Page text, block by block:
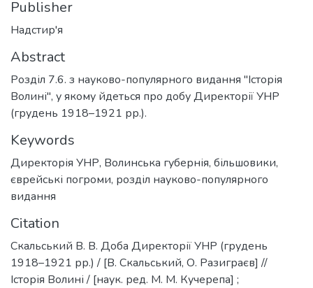
Publisher
Надстир'я
Abstract
Розділ 7.6. з науково-популярного видання "Історія
Волині", у якому йдеться про добу Директорії УНР
(грудень 1918–1921 рр.).
Keywords
Директорія УНР, Волинська губернія, більшовики,
єврейські погроми, розділ науково-популярного
видання
Citation
Скальський В. В. Доба Директорії УНР (грудень
1918–1921 рр.) / [В. Скальський, О. Разиграєв] //
Історія Волині / [наук. ред. М. М. Кучерепа] ;